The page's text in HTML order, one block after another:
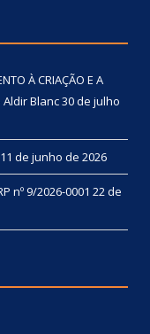
À CRIAÇÃO E A
Aldir Blanc30 de julho
11 de junho de 2026
nº 9/2026-0001 22 de